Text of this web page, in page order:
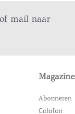
mail naar
Magazine
Abonneren
Colofon